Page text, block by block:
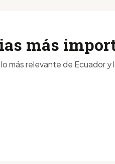
más
más relevante de Ecuador